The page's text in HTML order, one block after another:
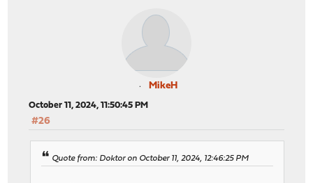
MikeH
October 11, 2024, 11:50:45 PM
#26
Quote from: Doktor on October 11, 2024, 12:46:25 PM